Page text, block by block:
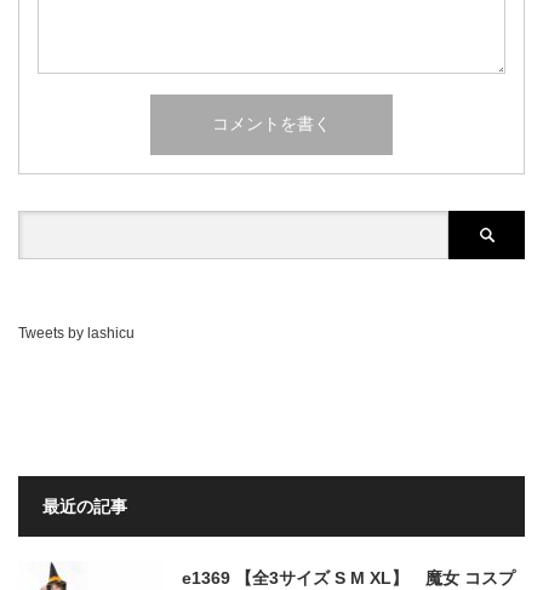
Tweets by lashicu
最近の記事
e1369 【全3サイズ S M XL】 魔女 コスプ